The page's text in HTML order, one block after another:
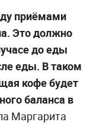
приёмами
Это должно
до еды
еды. В таком
кофе будет
баланса в
Маргарита